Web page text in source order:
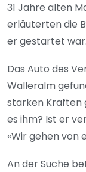
31 Jahre alten
erläuterten die
er gestartet war.
Das Auto des
Walleralm
starken Kräften
es ihm? Ist er
«Wir gehen von
An der Suche